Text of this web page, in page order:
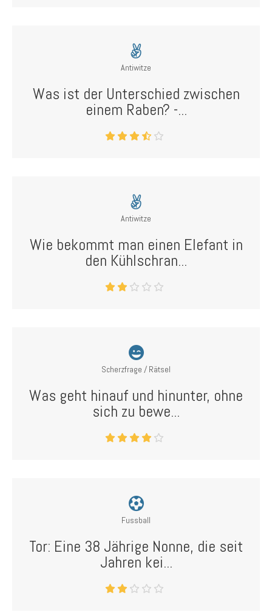
Antiwitze
Was ist der Unterschied zwischen
einem Raben? -...
Antiwitze
Wie bekommt man einen Elefant in
den Kühlschran...
Scherzfrage / Rätsel
Was geht hinauf und hinunter, ohne
sich zu bewe...
Fussball
Tor: Eine 38 Jährige Nonne, die seit
Jahren kei...